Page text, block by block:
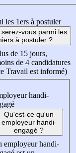
les 1ers à postuler
vous parmi les
à postuler ?
de 15 jours,
de 4 candidatures
Travail est informé)
handi-
Qu'est-ce qu'un
employeur handi-
engagé ?
employeur handi-